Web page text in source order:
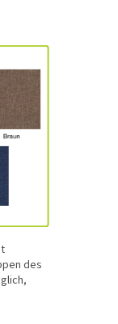
des